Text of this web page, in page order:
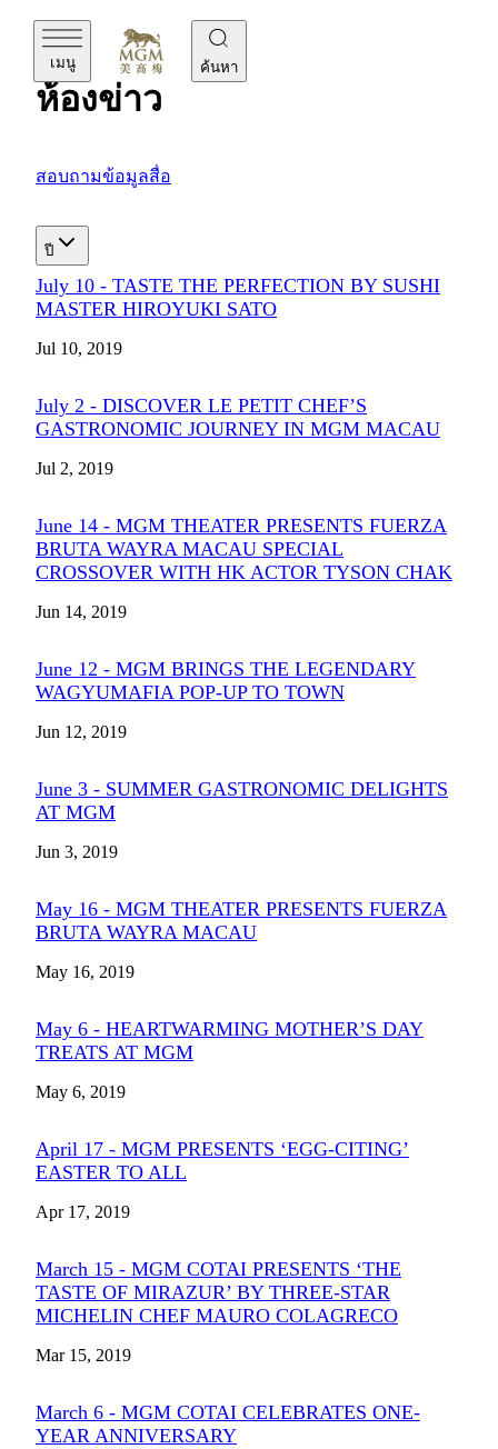
เมนู ค้นหา
MGM
ห้องข่าว
สอบถามข้อมูลสื่อ
ปี
July 10 - TASTE THE PERFECTION BY SUSHI
MASTER HIROYUKI SATO
Jul 10, 2019
July 2 - DISCOVER LE PETIT CHEF’S
GASTRONOMIC JOURNEY IN MGM MACAU
Jul 2, 2019
June 14 - MGM THEATER PRESENTS FUERZA
BRUTA WAYRA MACAU SPECIAL
CROSSOVER WITH HK ACTOR TYSON CHAK
Jun 14, 2019
June 12 - MGM BRINGS THE LEGENDARY
WAGYUMAFIA POP-UP TO TOWN
Jun 12, 2019
June 3 - SUMMER GASTRONOMIC DELIGHTS
AT MGM
Jun 3, 2019
May 16 - MGM THEATER PRESENTS FUERZA
BRUTA WAYRA MACAU
May 16, 2019
May 6 - HEARTWARMING MOTHER’S DAY
TREATS AT MGM
May 6, 2019
April 17 - MGM PRESENTS ‘EGG-CITING’
EASTER TO ALL
Apr 17, 2019
March 15 - MGM COTAI PRESENTS ‘THE
TASTE OF MIRAZUR’ BY THREE-STAR
MICHELIN CHEF MAURO COLAGRECO
Mar 15, 2019
March 6 - MGM COTAI CELEBRATES ONE-
YEAR ANNIVERSARY